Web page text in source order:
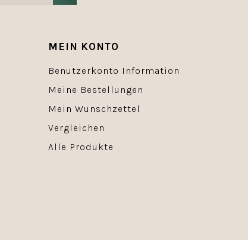
MEIN KONTO
Benutzerkonto Information
Meine Bestellungen
Mein Wunschzettel
Vergleichen
Alle Produkte